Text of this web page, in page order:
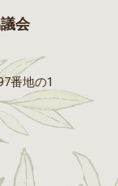
会
番地の1